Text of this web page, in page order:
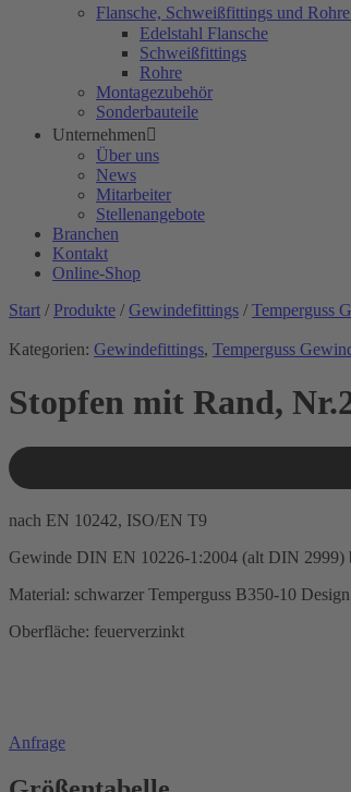
Flansche, Schweißfittings und Rohre
Edelstahl Flansche
Schweißfittings
Rohre
Montagezubehör
Sonderbauteile
Unternehmen
Über uns
News
Mitarbeiter
Stellenangebote
Branchen
Kontakt
Online-Shop
Start / Produkte / Gewindefittings / Temperguss
Kategorien: Gewindefittings, Temperguss
Stopfen mit Rand,
nach EN 10242, ISO/EN T9
Gewinde DIN EN 10226-1:2004 (alt DIN 2999)
Material: schwarzer Temperguss B350-10
Oberfläche: feuerverzinkt
Anfrage